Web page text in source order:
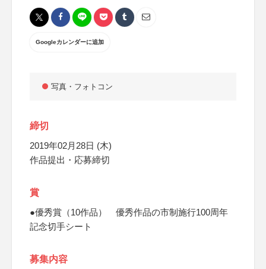
Googleカレンダーに追加
写真・フォトコン
締切
2019年02月28日 (木)
作品提出・応募締切
賞
●優秀賞（10作品） 優秀作品の市制施行100周年
記念切手シート
募集内容